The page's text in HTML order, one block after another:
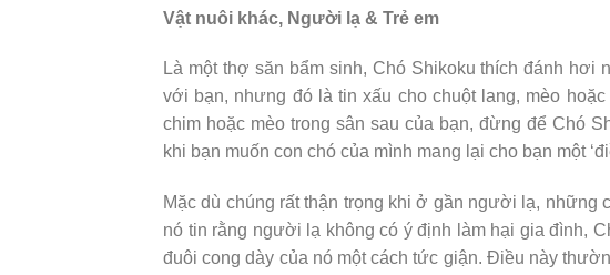
Vật nuôi khác, Người lạ & Trẻ em
Là một thợ săn bẩm sinh, Chó Shikoku thích đánh
với bạn, nhưng đó là tin xấu cho chuột lang, mèo
chim hoặc mèo trong sân sau của bạn, đừng để Chó
khi bạn muốn con chó của mình mang lại cho bạn một
Mặc dù chúng rất thận trọng khi ở gần người lạ, những
nó tin rằng người lạ không có ý định làm hại gia đình,
đuôi cong dày của nó một cách tức giận. Điều này